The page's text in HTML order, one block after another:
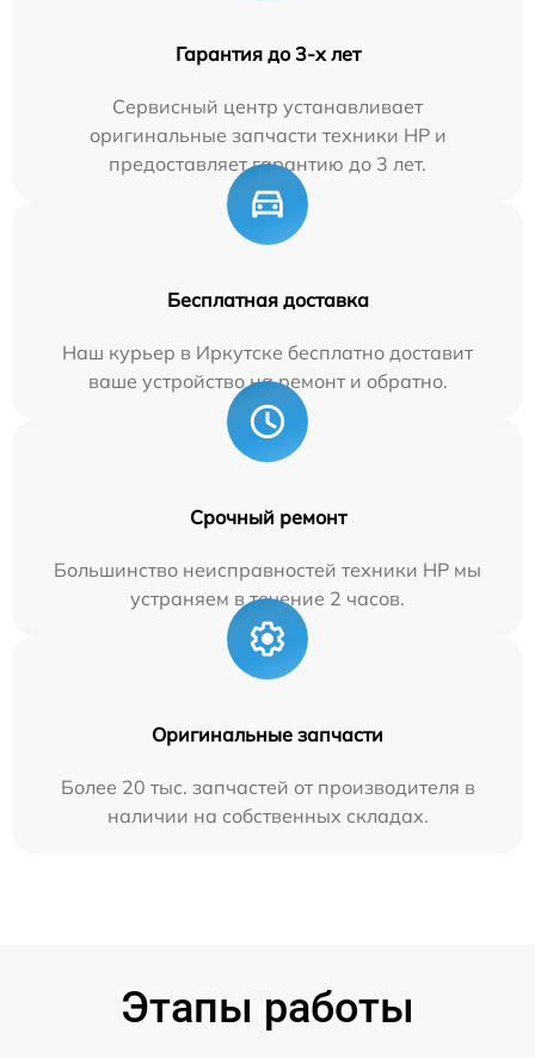
Гарантия до 3-х лет
Сервисный центр устанавливает
оригинальные запчасти техники HP и
предоставляет гарантию до 3 лет.
Бесплатная доставка
Наш курьер в Иркутске бесплатно доставит
ваше устройство на ремонт и обратно.
Срочный ремонт
Большинство неисправностей техники HP мы
устраняем в течение 2 часов.
Оригинальные запчасти
Более 20 тыс. запчастей от производителя в
наличии на собственных складах.
Этапы работы